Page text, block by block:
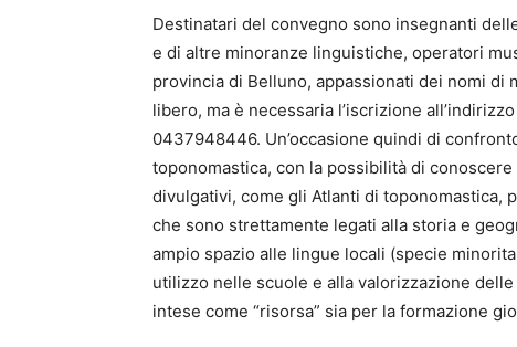
Destinatari del convegno sono insegnanti
e di altre minoranze linguistiche, operatori
provincia di Belluno, appassionati dei nomi di
libero, ma è necessaria l’iscrizione
0437948446. Un’occasione quindi di
toponomastica, con la possibilità di
divulgativi, come gli Atlanti di toponomastica,
che sono strettamente legati alla storia e
ampio spazio alle lingue locali (specie
utilizzo nelle scuole e alla valorizzazione
intese come “risorsa” sia per la formazione